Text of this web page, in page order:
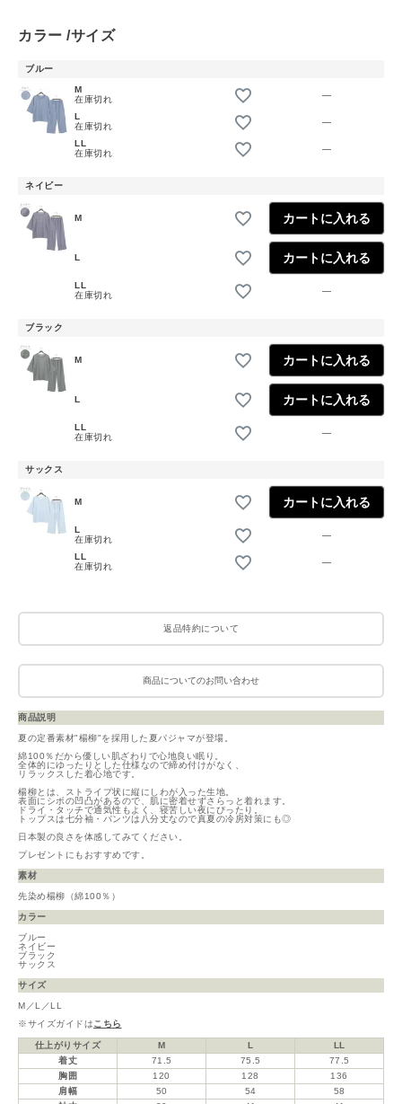
カラー サイズ
ブルー
M
在庫切れ
—
L
在庫切れ
—
LL
在庫切れ
—
ネイビー
M カートに入れる
L カートに入れる
LL
在庫切れ
—
ブラック
M カートに入れる
L カートに入れる
LL
在庫切れ
—
サックス
M カートに入れる
L
在庫切れ
—
LL
在庫切れ
—
返品特約について
商品についてのお問い合わせ
商品説明
夏の定番素材"楊柳"を採用した夏パジャマが登場。
綿100％だから優しい肌ざわりで心地良い眠り。
全体的にゆったりとした仕様なので締め付けがなく、
リラックスした着心地です。
楊柳とは、ストライプ状に縦にしわが入った生地。
表面にシボの凹凸があるので、肌に密着せずさらっと着れます。
ドライ・タッチで通気性もよく、寝苦しい夜にぴったり。
トップスは七分袖・パンツは八分丈なので真夏の冷房対策にも◎
日本製の良さを体感してみてください。
プレゼントにもおすすめです。
素材
先染め楊柳（綿100％）
カラー
ブルー
ネイビー
ブラック
サックス
サイズ
M／L／LL
※サイズガイドはこちら
仕上がりサイズ M L
LL
着丈
71.5 75.5
77.5
胸囲
120 128
136
肩幅
50 54
58